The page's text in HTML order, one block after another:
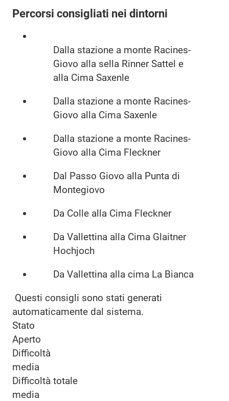
Percorsi consigliati nei dintorni
Dalla stazione a monte Racines-
Giovo alla sella Rinner Sattel e
alla Cima Saxenle
Dalla stazione a monte Racines-
Giovo alla Cima Saxenle
Dalla stazione a monte Racines-
Giovo alla Cima Fleckner
Dal Passo Giovo alla Punta di
Montegiovo
Da Colle alla Cima Fleckner
Da Vallettina alla Cima Glaitner
Hochjoch
Da Vallettina alla cima La Bianca
Questi consigli sono stati generati
automaticamente dal sistema.
Stato
Aperto
Difficoltà
media
Difficoltà totale
media